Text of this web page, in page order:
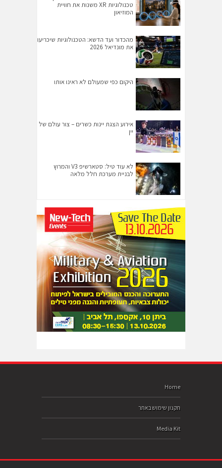
טכנולוגיות XR משנות את חוויית
המוזיאון
מהכדור ועד הדשא: הטכנולוגיות שיכריעו
את מונדיאל 2026
היקום כפי שמעולם לא ראינו אותו
אירוע הצגת יינות כשרים – צור עולם של
יין
לא עוד טיל: סטארשיפ V3 והמרוץ
לבניית מערכת חלל מלאה
Home
תקנון שימוש באתר
Media Kit